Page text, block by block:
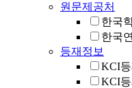
원문제공처
한국
한국
등재정보
KCI등
KCI